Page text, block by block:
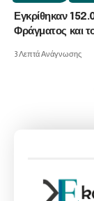
Εγκρίθηκαν
Φράγματος και
3 Λεπτά Ανάγνωσης